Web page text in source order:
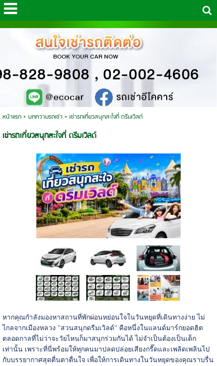
หน้าแรก> บทความรถเช่า > เช่ารถเที่ยวสนุกสะใจที่ ดรีมเวิลด์
เช่ารถเที่ยวสนุกสะใจที่ ดรีมเวิลด์
หากคุณกำลังมองหาสถานที่พักผ่อนหย่อนใจในวันหยุดที่เดินทางง่าย ไม่
ไกลจากเมืองหลวง "สวนสนุกดรีมเวิลด์" คือหนึ่งในแลนด์มาร์กยอดฮิต
ตลอดกาลที่ไม่ว่าจะวัยไหนก็มาสนุกร่วมกันได้ ไม่จำเป็นต้องเป็นเด็ก
เท่านั้น เพราะที่นี่พร้อมให้ทุกคนมาปลดปล่อยเสียงกรี๊ดและเพลิดเพลินไป
กับบรรยากาศสุดตื่นตาตื่นใจ เพื่อให้การเดินทางในวันหยุดของคุณราบรื่น